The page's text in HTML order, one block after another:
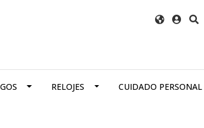
RELOJES CUIDADO PERSONAL